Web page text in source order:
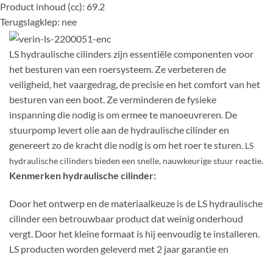
Product inhoud (cc): 69.2
Terugslagklep: nee
LS hydraulische cilinders zijn essentiële componenten voor
het besturen van een roersysteem. Ze verbeteren de
veiligheid, het vaargedrag, de precisie en het comfort van het
besturen van een boot. Ze verminderen de fysieke
inspanning die nodig is om ermee te manoeuvreren. De
stuurpomp levert olie aan de hydraulische cilinder en
genereert zo de kracht die nodig is om het roer te sturen. LS
hydraulische cilinders bieden een snelle, nauwkeurige stuur reactie.
Kenmerken hydraulische cilinder:
Door het ontwerp en de materiaalkeuze is de LS hydraulische
cilinder een betrouwbaar product dat weinig onderhoud
vergt. Door het kleine formaat is hij eenvoudig te installeren.
LS producten worden geleverd met 2 jaar garantie en